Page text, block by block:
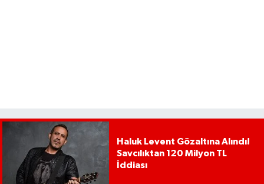
Haluk Levent Gözaltına Alındı!
Savcılıktan 120 Milyon TL
İddiası